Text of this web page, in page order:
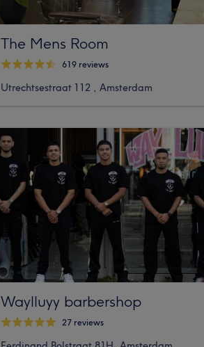
The Mens Room
619 reviews
Utrechtsestraat 112 , Amsterdam
Waylluyy barbershop
27 reviews